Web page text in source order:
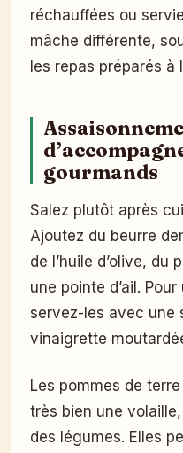
réchauffées ou
mâche différente,
les repas préparés à
gourmands
Salez plutôt après
Ajoutez du beurre
de l’huile d’olive, du
une pointe d’ail.
servez-les avec une
vinaigrette
Les pommes de
très bien une
des légumes. Elles